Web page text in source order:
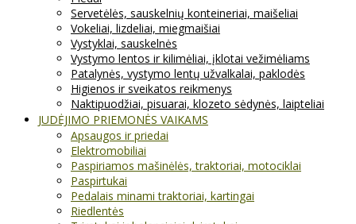
Servetėlės, sauskelnių konteineriai, maišeliai
Vokeliai, lizdeliai, miegmaišiai
Vystyklai, sauskelnės
Vystymo lentos ir kilimėliai, įklotai vežimėliams
Patalynės, vystymo lentų užvalkalai, paklodės
Higienos ir sveikatos reikmenys
Naktipuodžiai, pisuarai, klozeto sėdynės, laipteliai
JUDĖJIMO PRIEMONĖS VAIKAMS
Apsaugos ir priedai
Elektromobiliai
Paspiriamos mašinėlės, traktoriai, motociklai
Paspirtukai
Pedalais minami traktoriai, kartingai
Riedlentės